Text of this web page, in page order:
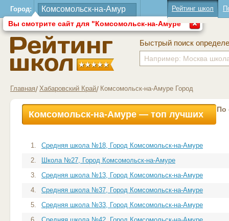
Город:
Вы смотрите сайт для "Комсомольск-на-Амуре"
Рейтинг школ
Быстрый поиск
Главная Хабаровский Край Комсомольск-на-Амуре Город
Комсомольск-на-Амуре — топ лучших
По
1.
Средняя школа №18, Город Комсомольск-на-Амуре
2.
Школа №27, Город Комсомольск-на-Амуре
3.
Средняя школа №13, Город Комсомольск-на-Амуре
4.
Средняя школа №37, Город Комсомольск-на-Амуре
5.
Средняя школа №33, Город Комсомольск-на-Амуре